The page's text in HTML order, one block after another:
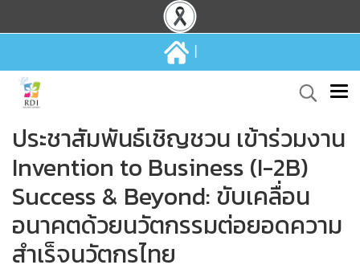
|
ประชาสัมพันธ์เชิญชวน เข้าร่วมงาน
Invention to Business (I-2B)
Success & Beyond: ขับเคลื่อน
อนาคตด้วยนวัตกรรมต่อยอดความ
สำเร็จนวัตกรไทย